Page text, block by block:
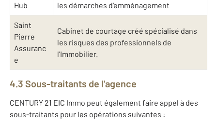
Hub
les démarches d’emménagement
Saint
Pierre
Assuranc
e
Cabinet de courtage créé spécialisé dans
les risques des professionnels de
l'Immobilier.
4.3 Sous-traitants de l'agence
CENTURY 21 EIC Immo peut également faire appel à des
sous-traitants pour les opérations suivantes :